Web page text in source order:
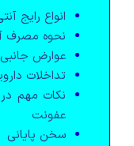
انواع رایج
نحوه مصرف
عوارض
تداخلات
نکات مهم
عفونت
سخن پایانی